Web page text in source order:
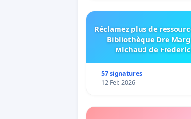
Réclamez plus de
Bibliothèque Dre
Michaud de
57 signatures
12 Feb 2026